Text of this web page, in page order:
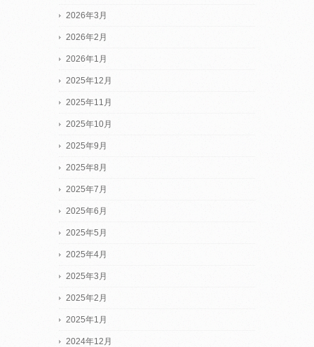
2026年3月
2026年2月
2026年1月
2025年12月
2025年11月
2025年10月
2025年9月
2025年8月
2025年7月
2025年6月
2025年5月
2025年4月
2025年3月
2025年2月
2025年1月
2024年12月